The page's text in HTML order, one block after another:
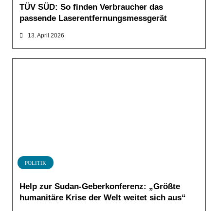
TÜV SÜD: So finden Verbraucher das
passende Laserentfernungsmessgerät
13. April 2026
POLITIK
Help zur Sudan-Geberkonferenz: „Größte
humanitäre Krise der Welt weitet sich aus“